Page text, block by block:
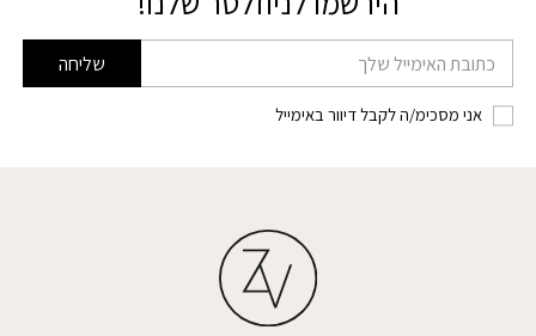
דוא׳׳ל שליחה
אני מסכימ/ה לקבל דיוור באימייל